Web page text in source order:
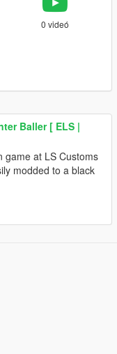
0 videó
Baller [ ELS |
game at LS Customs
modded to a black